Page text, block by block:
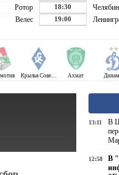
Ротор 18:30
Велес 19:00
Крылья Советов Ахмат
13:11
В
12:58
В